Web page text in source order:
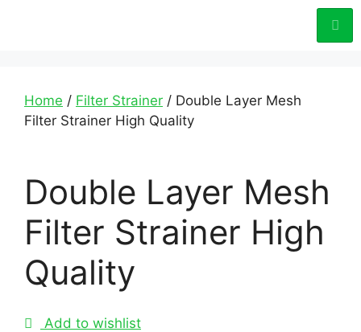
Home / Filter Strainer / Double Layer Mesh
Filter Strainer High Quality
Double Layer Mesh
Filter Strainer High
Quality
Add to wishlist